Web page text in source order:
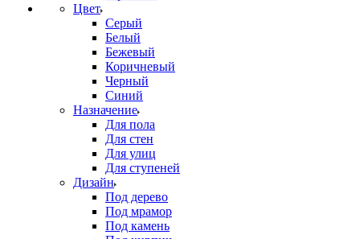
Цвет
Серый
Белый
Бежевый
Коричневый
Черный
Синий
Назначение
Для пола
Для стен
Для улиц
Для ступеней
Дизайн
Под дерево
Под мрамор
Под камень